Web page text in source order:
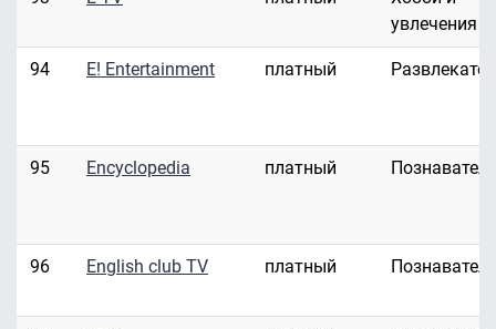
увлечения
94 E! Entertainment платный
95 Encyclopedia платный
96 English club TV платный